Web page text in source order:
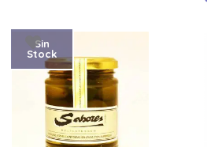
Sin
Stock